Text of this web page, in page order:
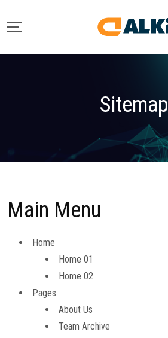
Sitemap
Main Menu
Home
Home 01
Home 02
Pages
About Us
Team Archive